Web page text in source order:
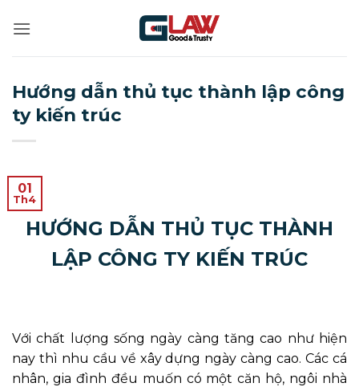
qua
Hướng dẫn thủ tục thành lập công
ty kiến trúc
01
Th4
HƯỚNG DẪN THỦ TỤC THÀNH
LẬP CÔNG TY KIẾN TRÚC
Với chất lượng sống ngày càng tăng cao như hiện
nay thì nhu cầu về xây dựng ngày càng cao. Các cá
nhân, gia đình đều muốn có một căn hộ, ngôi nhà